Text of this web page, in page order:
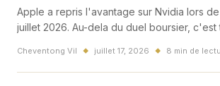
Apple a repris l'avantage sur Nvidia lors
juillet 2026. Au-dela du duel boursier, c'est
commence a changer.
Cheventong Vil ◆ juillet 17, 2026 ◆ 8 min de